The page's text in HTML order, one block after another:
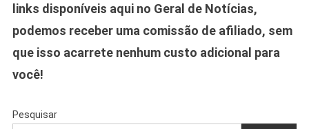
links disponíveis aqui no Geral de Notícias,
podemos receber uma comissão de afiliado, sem
que isso acarrete nenhum custo adicional para
você!
Pesquisar